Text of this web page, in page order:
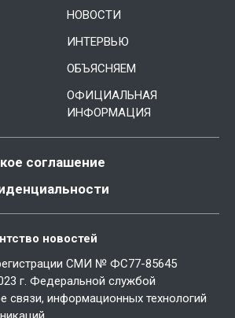
НОВОСТИ
ИНТЕРВЬЮ
ОБЪЯСНЯЕМ
ОФИЦИАЛЬНАЯ
ИНФОРМАЦИЯ
соглашение
новостей
СМИ № ФС77-85645
г. Федеральной службой
связи, информационных технологий